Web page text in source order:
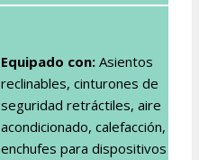
Equipado con: Asientos
reclinables, cinturones de
seguridad retráctiles, aire
acondicionado, calefacción,
enchufes para dispositivos